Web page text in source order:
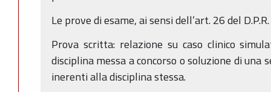
Le prove di esame, ai sensi dell’art. 26 del
Prova scritta: relazione su caso clinico
disciplina messa a concorso o soluzione di
inerenti alla disciplina stessa.